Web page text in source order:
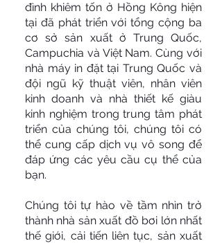
đình khiêm tốn ở Hồng Kông hiện
tại đã phát triển với tổng cộng ba
cơ sở sản xuất ở Trung Quốc,
Campuchia và Việt Nam. Cùng với
nhà máy in đặt tại Trung Quốc và
đội ngũ kỹ thuật viên, nhân viên
kinh doanh và nhà thiết kế giàu
kinh nghiệm trong trung tâm phát
triển của chúng tôi, chúng tôi có
thể cung cấp dịch vụ vô song để
đáp ứng các yêu cầu cụ thể của
bạn.
Chúng tôi tự hào về tầm nhìn trở
thành nhà sản xuất đồ bơi lớn nhất
thế giới, cải tiến liên tục, sản xuất